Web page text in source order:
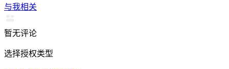
与我相关
暂无评论
选择授权类型